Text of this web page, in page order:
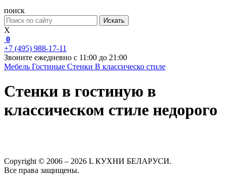
поиск
Искать
X
0
+7 (495) 988-17-11
Звоните ежедневно с 11:00 до 21:00
Мебель Гостиные Стенки В классическо стиле
Стенки в гостиную в
классическом стиле недорого
Copyright © 2006 – 2026 L КУХНИ БЕЛАРУСИ.
Все права защищены.